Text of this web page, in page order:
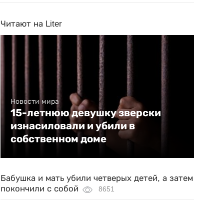
Читают на Liter
Новости мира
15-летнюю девушку зверски
изнасиловали и убили в
собственном доме
Бабушка и мать убили четверых детей, а затем
покончили с собой
8651